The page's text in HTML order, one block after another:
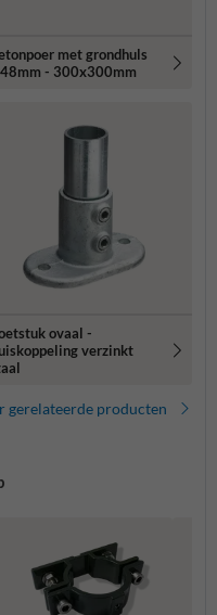
met grondhuls
- 300x300mm
ovaal -
verzinkt
gerelateerde producten